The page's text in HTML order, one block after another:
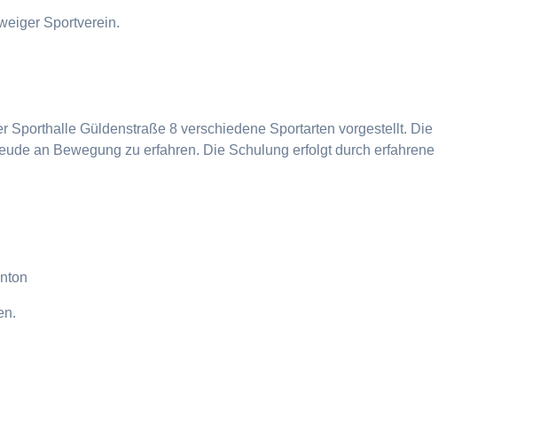
Sportverein.
Güldenstraße 8 verschiedene Sportarten vorgestellt. Die
an Bewegung zu erfahren. Die Schulung erfolgt durch erfahrene